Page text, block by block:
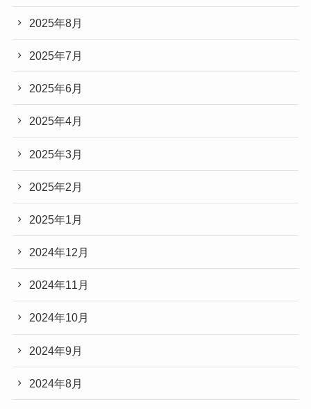
2025年8月
2025年7月
2025年6月
2025年4月
2025年3月
2025年2月
2025年1月
2024年12月
2024年11月
2024年10月
2024年9月
2024年8月